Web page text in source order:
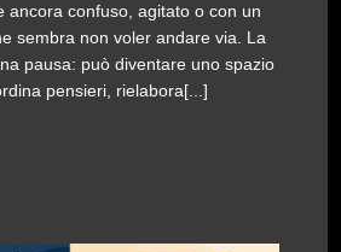
ancora confuso, agitato o con un
sembra non voler andare via. La
pausa: può diventare uno spazio
pensieri, rielabora[...]